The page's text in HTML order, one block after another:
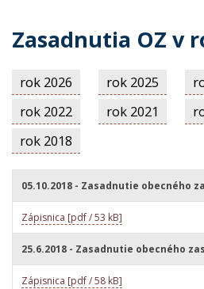
Zasadnutia OZ v
rok 2026 rok 2025
rok 2022
rok 2021
rok 2018
05.10.2018 - Zasadnutie obecného
Zápisnica [pdf / 53 kB]
25.6.2018 - Zasadnutie obecného
Zápisnica [pdf / 58 kB]